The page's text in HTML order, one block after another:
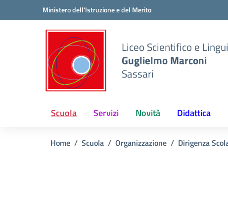
Vai ai contenuti
Vai al menu di navigazioneMinistero dell'Istruzione e del Merito
Liceo Scientifico e
Guglielmo Marconi
Sassari
Scuola Servizi Novità Didattica
Home Scuola Organizzazione Dirigenza